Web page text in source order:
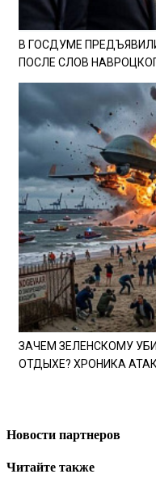
В ГОСДУМЕ
ПОСЛЕ СЛОВ
ЗАЧЕМ ЗЕЛЕНСКОМУ
ОТДЫХЕ? ХРОНИКА
Новости партнеров
Читайте также